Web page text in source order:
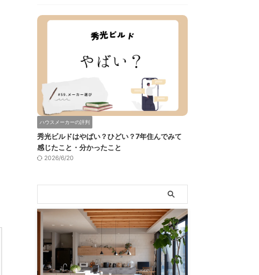
ハウスメーカーの評判
秀光ビルドはやばい？ひどい？7年住んでみて
感じたこと・分かったこと
2026/6/20